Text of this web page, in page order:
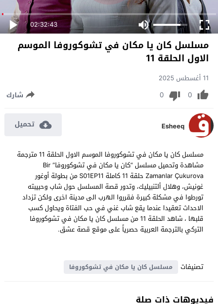
02:32:43
مسلسل كان يا مكان في تشوكوروفا الموسم
الاول الحلقة 11
11 أغسطس 2025
0
0 شارك
Esheeq تحميل
مسلسل كان يا مكان في تشوكوروفا الموسم الاول الحلقة 11 مترجمة
مشاهدة وتحميل مسلسل “كان يا مكان في تشوكوروفا” Bir
Zamanlar Çukurova حلقة 11 كاملة S01EP11 من بطولة أوغور
غونيش، وهلال ألتنبيليك، وتدور قصة المسلسل حول شاب وحبيبته
تورطوا في مشكلة كبيرة فقرروا الهرب الى مدينة اخرى ولكن تزداد
الاحداث تعقيدا عندما يقع شاب غني في حب الفتاة ويحاول كسب
قلبها ، شاهد الحلقة 11 من مسلسل كان يا مكان في تشوكوروفا
التركي بالترجمة العربية حصرياً على موقع قصة عشق.
تصنيفات مسلسل كان يا مكان في تشوكوروفا
فيديوهات ذات صلة